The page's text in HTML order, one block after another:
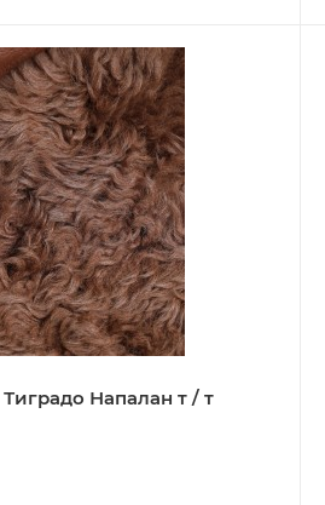
Напалан т / т